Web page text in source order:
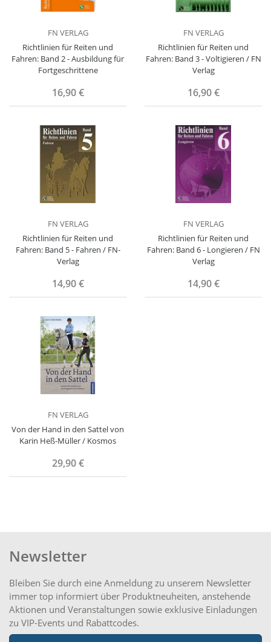
FN VERLAG
Richtlinien für Reiten und
Fahren: Band 2 - Ausbildung für
Fortgeschrittene
16,90 €
FN VERLAG
Richtlinien für Reiten und
Fahren: Band 3 - Voltigieren / FN
Verlag
16,90 €
FN VERLAG
Richtlinien für Reiten und
Fahren: Band 5 - Fahren / FN-
Verlag
14,90 €
FN VERLAG
Richtlinien für Reiten und
Fahren: Band 6 - Longieren / FN
Verlag
14,90 €
FN VERLAG
Von der Hand in den Sattel von
Karin Heß-Müller / Kosmos
29,90 €
Newsletter
Bleiben Sie durch eine Anmeldung zu unserem Newsletter
immer top informiert über Produktneuheiten, anstehende
Aktionen und Veranstaltungen sowie exklusive Einladungen
zu VIP-Events und Rabattcodes.